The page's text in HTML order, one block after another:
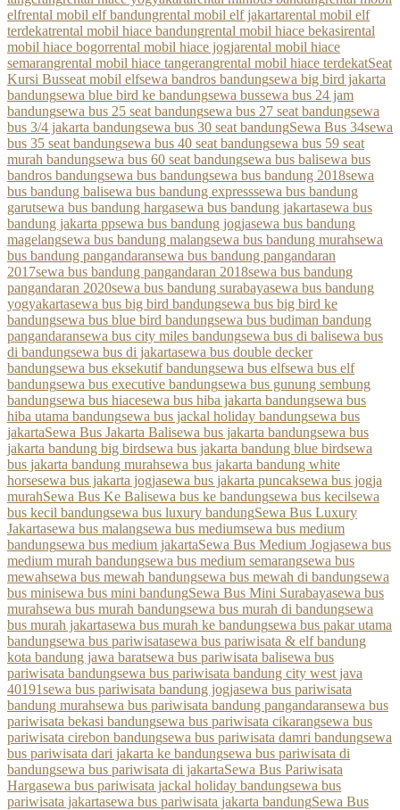
elfrental mobil elf bandungrental mobil elf jakartarental mobil elf
terdekatrental mobil hiace bandungrental mobil hiace bekasirental
mobil hiace bogorrental mobil hiace jogjarental mobil hiace
semarangrental mobil hiace tangerangrental mobil hiace terdekatSeat
Kursi Busseat mobil elfsewa bandros bandungsewa big bird jakarta
bandungsewa blue bird ke bandungsewa bussewa bus 24 jam
bandungsewa bus 25 seat bandungsewa bus 27 seat bandungsewa
bus 3/4 jakarta bandungsewa bus 30 seat bandungSewa Bus 34sewa
bus 35 seat bandungsewa bus 40 seat bandungsewa bus 59 seat
murah bandungsewa bus 60 seat bandungsewa bus balisewa bus
bandros bandungsewa bus bandungsewa bus bandung 2018sewa
bus bandung balisewa bus bandung expresssewa bus bandung
garutsewa bus bandung hargasewa bus bandung jakartasewa bus
bandung jakarta ppsewa bus bandung jogjasewa bus bandung
magelangsewa bus bandung malangsewa bus bandung murahsewa
bus bandung pangandaransewa bus bandung pangandaran
2017sewa bus bandung pangandaran 2018sewa bus bandung
pangandaran 2020sewa bus bandung surabayasewa bus bandung
yogyakartasewa bus big bird bandungsewa bus big bird ke
bandungsewa bus blue bird bandungsewa bus budiman bandung
pangandaransewa bus city miles bandungsewa bus di balisewa bus
di bandungsewa bus di jakartasewa bus double decker
bandungsewa bus eksekutif bandungsewa bus elfsewa bus elf
bandungsewa bus executive bandungsewa bus gunung sembung
bandungsewa bus hiacesewa bus hiba jakarta bandungsewa bus
hiba utama bandungsewa bus jackal holiday bandungsewa bus
jakartaSewa Bus Jakarta Balisewa bus jakarta bandungsewa bus
jakarta bandung big birdsewa bus jakarta bandung blue birdsewa
bus jakarta bandung murahsewa bus jakarta bandung white
horsesewa bus jakarta jogjasewa bus jakarta puncaksewa bus jogja
murahSewa Bus Ke Balisewa bus ke bandungsewa bus kecilsewa
bus kecil bandungsewa bus luxury bandungSewa Bus Luxury
Jakartasewa bus malangsewa bus mediumsewa bus medium
bandungsewa bus medium jakartaSewa Bus Medium Jogjasewa bus
medium murah bandungsewa bus medium semarangsewa bus
mewahsewa bus mewah bandungsewa bus mewah di bandungsewa
bus minisewa bus mini bandungSewa Bus Mini Surabayasewa bus
murahsewa bus murah bandungsewa bus murah di bandungsewa
bus murah jakartasewa bus murah ke bandungsewa bus pakar utama
bandungsewa bus pariwisatasewa bus pariwisata & elf bandung
kota bandung jawa baratsewa bus pariwisata balisewa bus
pariwisata bandungsewa bus pariwisata bandung city west java
40191sewa bus pariwisata bandung jogjasewa bus pariwisata
bandung murahsewa bus pariwisata bandung pangandaransewa bus
pariwisata bekasi bandungsewa bus pariwisata cikarangsewa bus
pariwisata cirebon bandungsewa bus pariwisata damri bandungsewa
bus pariwisata dari jakarta ke bandungsewa bus pariwisata di
bandungsewa bus pariwisata di jakartaSewa Bus Pariwisata
Hargasewa bus pariwisata jackal holiday bandungsewa bus
pariwisata jakartasewa bus pariwisata jakarta bandungSewa Bus